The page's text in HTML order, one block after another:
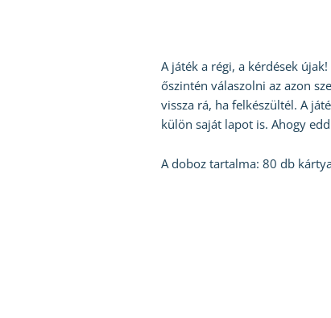
A játék a régi, a kérdések
őszintén válaszolni az azon
vissza rá, ha felkészültél. A
külön saját lapot is. Ahogy
A doboz tartalma: 80 db